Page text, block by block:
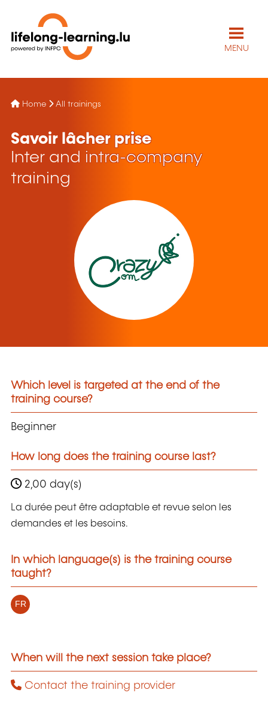
MENU
Home All trainings
Savoir lâcher prise
Inter and intra-company
training
Which level is targeted at the end of the
training course?
Beginner
How long does the training course last?
2,00 day(s)
La durée peut être adaptable et revue selon les
demandes et les besoins.
In which language(s) is the training course
taught?
FR
When will the next session take place?
Contact the training provider